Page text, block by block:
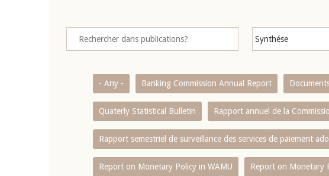
- Any - Banking Commission Annual Report
Quaterly Statistical Bulletin Rapport annuel de la
Rapport semestriel de surveillance des services de paiement
Report on Monetary Policy in WAMU Report on Monetary